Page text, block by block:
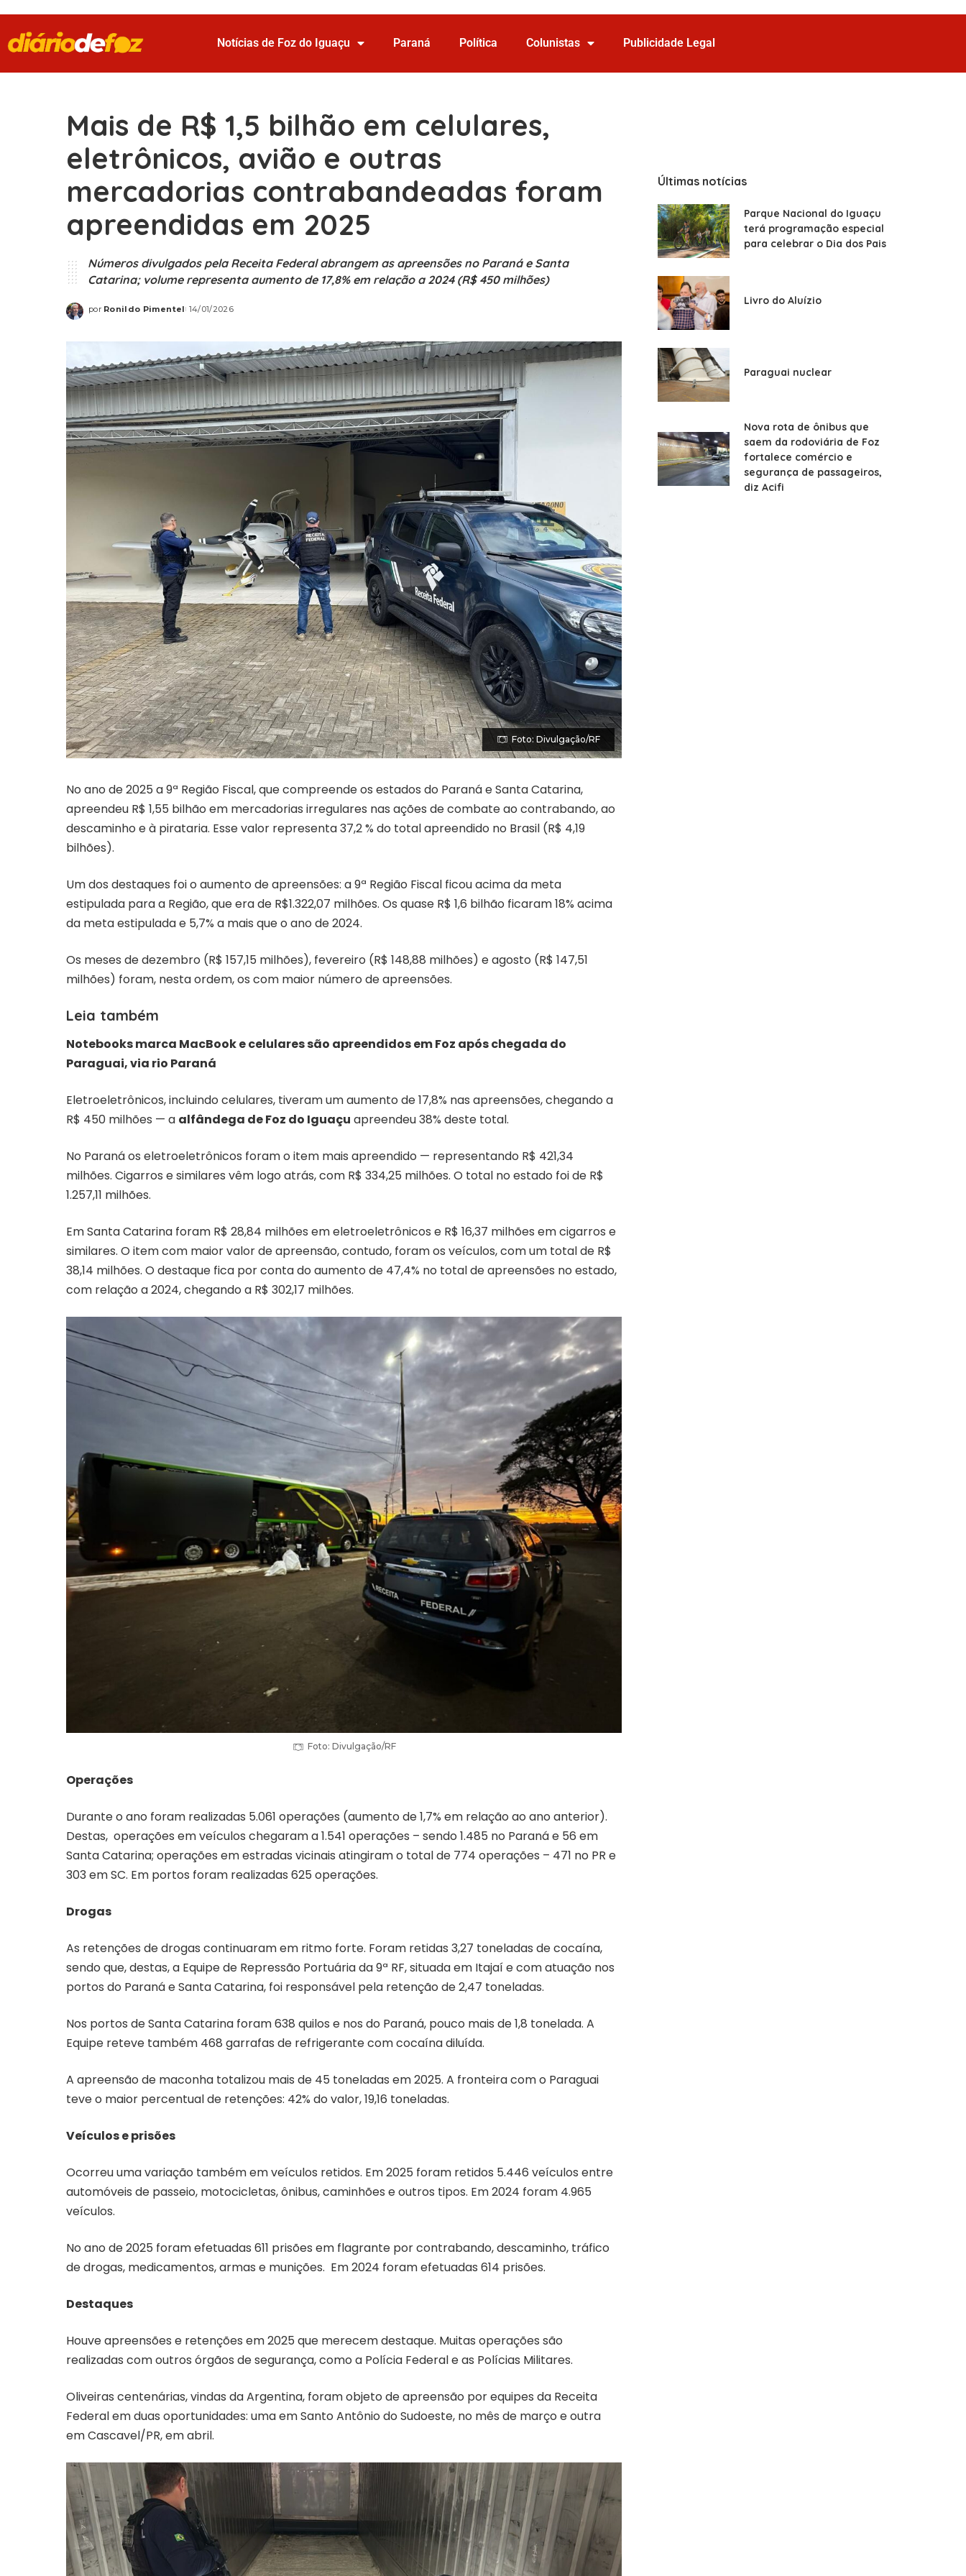
Notícias de Foz do Iguaçu Paraná Política Colunistas Publicidade Legal
Mais de R$ 1,5 bilhão em celulares,
eletrônicos, avião e outras
mercadorias contrabandeadas foram
apreendidas em 2025
Números divulgados pela Receita Federal abrangem as apreensões no Paraná e Santa
Catarina; volume representa aumento de 17,8% em relação a 2024 (R$ 450 milhões)
por Ronildo Pimentel 14/01/2026
Foto: Divulgação/RF
No ano de 2025 a 9ª Região Fiscal, que compreende os estados do Paraná e Santa Catarina,
apreendeu R$ 1,55 bilhão em mercadorias irregulares nas ações de combate ao contrabando, ao
descaminho e à pirataria. Esse valor representa 37,2 % do total apreendido no Brasil (R$ 4,19
bilhões).
Um dos destaques foi o aumento de apreensões: a 9ª Região Fiscal ficou acima da meta
estipulada para a Região, que era de R$1.322,07 milhões. Os quase R$ 1,6 bilhão ficaram 18% acima
da meta estipulada e 5,7% a mais que o ano de 2024.
Os meses de dezembro (R$ 157,15 milhões), fevereiro (R$ 148,88 milhões) e agosto (R$ 147,51
milhões) foram, nesta ordem, os com maior número de apreensões.
Leia também
Notebooks marca MacBook e celulares são apreendidos em Foz após chegada do
Paraguai, via rio Paraná
Eletroeletrônicos, incluindo celulares, tiveram um aumento de 17,8% nas apreensões, chegando a
R$ 450 milhões — a alfândega de Foz do Iguaçu apreendeu 38% deste total.
No Paraná os eletroeletrônicos foram o item mais apreendido — representando R$ 421,34
milhões. Cigarros e similares vêm logo atrás, com R$ 334,25 milhões. O total no estado foi de R$
1.257,11 milhões.
Em Santa Catarina foram R$ 28,84 milhões em eletroeletrônicos e R$ 16,37 milhões em cigarros e
similares. O item com maior valor de apreensão, contudo, foram os veículos, com um total de R$
38,14 milhões. O destaque fica por conta do aumento de 47,4% no total de apreensões no estado,
com relação a 2024, chegando a R$ 302,17 milhões.
Foto: Divulgação/RF
Operações
Durante o ano foram realizadas 5.061 operações (aumento de 1,7% em relação ao ano anterior).
Destas, operações em veículos chegaram a 1.541 operações – sendo 1.485 no Paraná e 56 em
Santa Catarina; operações em estradas vicinais atingiram o total de 774 operações – 471 no PR e
303 em SC. Em portos foram realizadas 625 operações.
Drogas
As retenções de drogas continuaram em ritmo forte. Foram retidas 3,27 toneladas de cocaína,
sendo que, destas, a Equipe de Repressão Portuária da 9ª RF, situada em Itajaí e com atuação nos
portos do Paraná e Santa Catarina, foi responsável pela retenção de 2,47 toneladas.
Nos portos de Santa Catarina foram 638 quilos e nos do Paraná, pouco mais de 1,8 tonelada. A
Equipe reteve também 468 garrafas de refrigerante com cocaína diluída.
A apreensão de maconha totalizou mais de 45 toneladas em 2025. A fronteira com o Paraguai
teve o maior percentual de retenções: 42% do valor, 19,16 toneladas.
Veículos e prisões
Ocorreu uma variação também em veículos retidos. Em 2025 foram retidos 5.446 veículos entre
automóveis de passeio, motocicletas, ônibus, caminhões e outros tipos. Em 2024 foram 4.965
veículos.
No ano de 2025 foram efetuadas 611 prisões em flagrante por contrabando, descaminho, tráfico
de drogas, medicamentos, armas e munições. Em 2024 foram efetuadas 614 prisões.
Destaques
Houve apreensões e retenções em 2025 que merecem destaque. Muitas operações são
realizadas com outros órgãos de segurança, como a Polícia Federal e as Polícias Militares.
Oliveiras centenárias, vindas da Argentina, foram objeto de apreensão por equipes da Receita
Federal em duas oportunidades: uma em Santo Antônio do Sudoeste, no mês de março e outra
em Cascavel/PR, em abril.
Últimas notícias
Parque Nacional do Iguaçu
terá programação especial
para celebrar o Dia dos Pais
Livro do Aluízio
Paraguai nuclear
Nova rota de ônibus que
saem da rodoviária de Foz
fortalece comércio e
segurança de passageiros,
diz Acifi